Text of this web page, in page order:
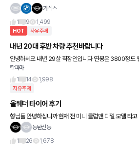
가식스
1
9 1,499
HOT 자유주제
내년 20대 후반 차량 추천바랍니다
안녕하세요 내년 29살 직장인입니다 연봉은 3800정도
신다고 하셔서 고민중입니다 현재는 15년식 산타페를 타
고 하셨는데 제네시스가 제 입
칼파마
1
14 1,998
자유주제
올웨더 타이어 후기
형님들 안녕하십니까 현재 전 미니 클럽맨 디젤 모델 타고 있습니다 굿이어 f1 순정타이어
동탄신동
1
26 1,678